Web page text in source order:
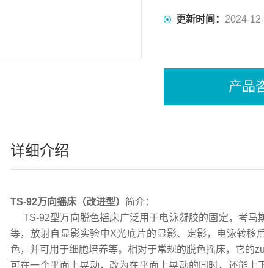
更新时间： 2024-
产品
详细介绍
TS-92万向摇床（改进型） 简介：
TS-92型万向脱色摇床广泛用于电泳凝胶的固定，考马
等，放射自显影实验中X光底片的显影、定影，电泳转
色，并可用于细胞培养等。相对于常规的脱色摇床，它的
可在一个平面上晃动，改为在平面上晃动的同时，还能